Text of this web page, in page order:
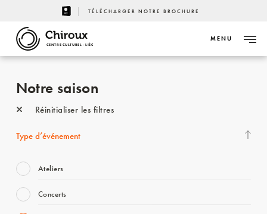
TÉLÉCHARGER NOTRE BROCHURE
CENTRE CULTUREL - LIÈGE
MENU
Notre saison
Réinitialiser les filtres
Type d’événement
Ateliers
Concerts